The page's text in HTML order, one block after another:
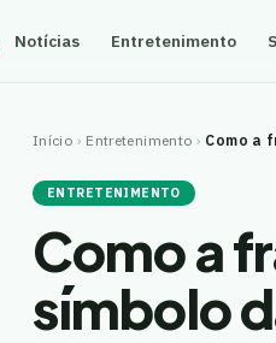
Notícias Entretenimento
Início › Entretenimento › Como a
ENTRETENIMENTO
Como a
símbolo